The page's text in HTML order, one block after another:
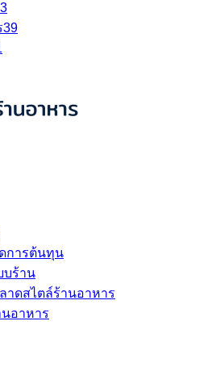
39
การต้นทุน
บร้าน
าดสไตล์ร้านอาหาร
อาหาร